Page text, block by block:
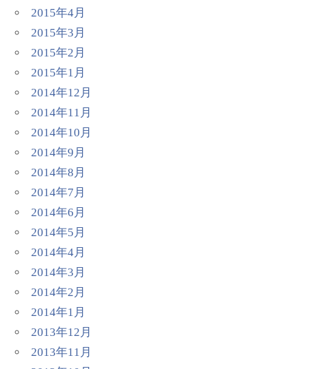
2015年4月
2015年3月
2015年2月
2015年1月
2014年12月
2014年11月
2014年10月
2014年9月
2014年8月
2014年7月
2014年6月
2014年5月
2014年4月
2014年3月
2014年2月
2014年1月
2013年12月
2013年11月